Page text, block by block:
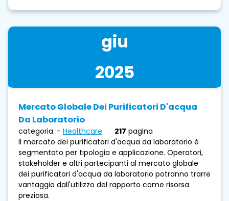
giu
2025
Mercato Globale Dei Purificatori D'acqua
Da Laboratorio
categoria :- Healthcare 217 pagina
Il mercato dei purificatori d'acqua da laboratorio è
segmentato per tipologia e applicazione. Operatori,
stakeholder e altri partecipanti al mercato globale
dei purificatori d'acqua da laboratorio potranno trarre
vantaggio dall'utilizzo del rapporto come risorsa
preziosa.